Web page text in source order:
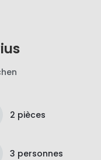
2 pièces
3 personnes